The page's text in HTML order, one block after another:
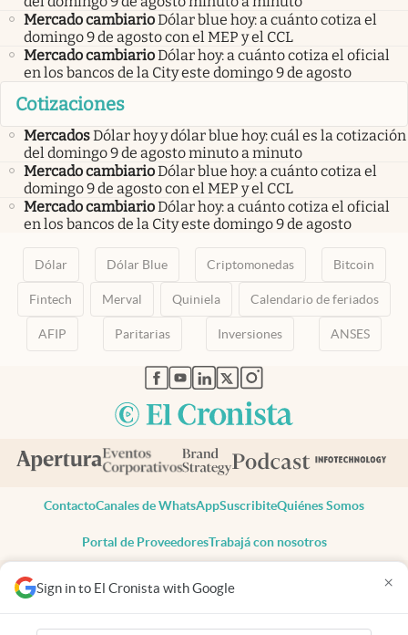
Sign in to El Cronista with Google ×
Mercado cambiarioDólar blue hoy: a cuánto cotiza el
domingo 9 de agosto con el MEP y el CCL
Mercado cambiarioDólar hoy: a cuánto cotiza el oficial
en los bancos de la City este domingo 9 de agosto
Cotizaciones
MercadosDólar hoy y dólar blue hoy: cuál es la cotización
del domingo 9 de agosto minuto a minuto
Mercado cambiarioDólar blue hoy: a cuánto cotiza el
domingo 9 de agosto con el MEP y el CCL
Mercado cambiarioDólar hoy: a cuánto cotiza el oficial
en los bancos de la City este domingo 9 de agosto
Dólar Dólar Blue Criptomonedas Bitcoin
Fintech Merval Quiniela Calendario de feriados
AFIP Paritarias Inversiones ANSES
abre en nueva pestaña
abre en nueva pestaña
abre en nueva pestaña
abre en nueva pestaña
abre en nueva pestaña
ContactoCanales de WhatsAppSuscribiteQuiénes Somos
Portal de ProveedoresTrabajá con nosotros
Todos los derechos reservados
Privacidad